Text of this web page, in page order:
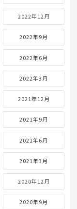
2022年12月
2022年9月
2022年6月
2022年3月
2021年12月
2021年9月
2021年6月
2021年3月
2020年12月
2020年9月